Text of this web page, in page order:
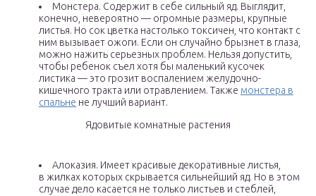
Монстера. Содержит в себе сильный яд. Выглядит,
конечно, невероятно — огромные размеры, крупные
листья. Но сок цветка настолько токсичен, что контакт с
ним вызывает ожоги. Если он случайно брызнет в глаза,
можно нажить серьезных проблем. Нельзя допустить,
чтобы ребенок съел хотя бы маленький кусочек
листика — это грозит воспалением желудочно-
кишечного тракта или отравлением. Также монстера в
спальне не лучший вариант.
Ядовитые комнатные растения
Алоказия. Имеет красивые декоративные листья,
в жилках которых скрывается сильнейший яд. Но в этом
случае дело касается не только листьев и стеблей,